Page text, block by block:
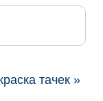
тачек »